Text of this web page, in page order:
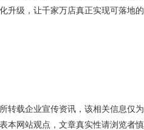
升级，让千家万店真正实现可落地的
转载企业宣传资讯，该相关信息仅为
本网站观点，文章真实性请浏览者慎